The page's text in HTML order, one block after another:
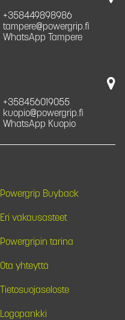
+358449898986
tampere@powergrip.fi
WhatsApp Tampere
+358456019055
kuopio@powergrip.fi
WhatsApp Kuopio
Powergrip Buyback
Eri vakausasteet
Powergripin tarina
Ota yhteyttä
Tietosuojaseloste
Logopankki